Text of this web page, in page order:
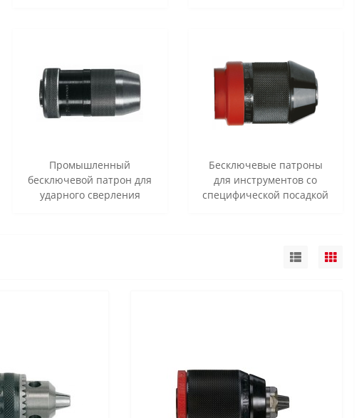
Промышленный
бесключевой патрон для
ударного сверления
Бесключевые патроны
для инструментов со
специфической посадкой